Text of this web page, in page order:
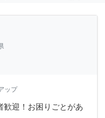
ップ
歓迎！お困りごとがあ